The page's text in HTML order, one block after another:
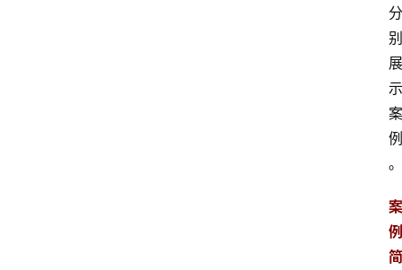
分
别
展
示
案
例
。
案
例
简